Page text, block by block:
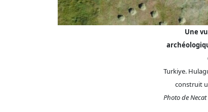
Une
Turkiye.
construit
Photo de